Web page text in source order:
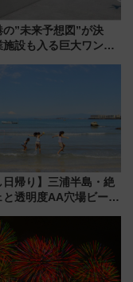
の”未来予想図”が決
施設も入る巨大ワンタ
が品川･羽田とを結
日帰り】三浦半島・絶
と透明度AA穴場ビーチ
トレスフリー旅へ行こ